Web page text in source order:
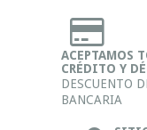
ACEPTAMOS
CRÉDITO Y
DESCUENTO
BANCARIA